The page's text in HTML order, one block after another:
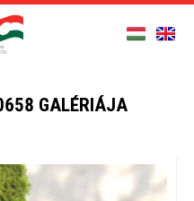
GALÉRIÁJA